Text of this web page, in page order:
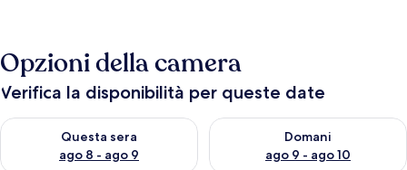
Opzioni della camera
Verifica la disponibilità per queste date
Questa sera
ago 8 - ago 9
Verifica la disponibilità per questa sera, ago 8 - ago 9
Domani
ago 9 - ago 10
Verifica la disponibilità per